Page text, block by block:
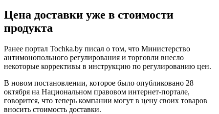
Цена доставки уже в стоимости
продукта
Ранее портал Tochka.by писал о том, что Министерство
антимонопольного регулирования и торговли внесло
некоторые коррективы в инструкцию по регулированию цен.
В новом постановлении, которое было опубликовано 28
октября на Национальном правовом интернет-портале,
говорится, что теперь компании могут в цену своих товаров
вносить стоимость доставки.